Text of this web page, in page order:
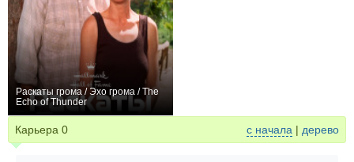
Раскаты грома / Эхо грома / The
Echo of Thunder
Карьера 0 с начала | дерево